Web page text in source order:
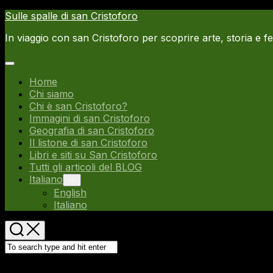
Skip
content
Sulle spalle di san Cristoforo
In viaggio con san Cristoforo per scoprire arte, storia e
Expand
Home
Chi siamo
Chi è san Cristoforo?
Immagini di san Cristoforo
Geografia di san Cristoforo
Il listone di san Cristoforo
Libri e siti su San Cristoforo
Current
Page
Parent
Tutti gli articoli del BLOG
Current
Page
Parent
Italiano
Child
Menu
English
Italiano